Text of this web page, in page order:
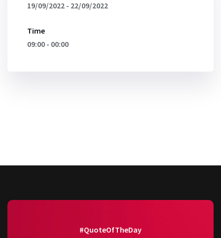
19/09/2022 - 22/09/2022
Time
09:00 - 00:00
#QuoteOfTheDay